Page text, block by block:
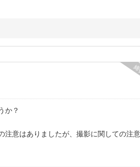
か？
注意はありましたが、撮影に関しての注意